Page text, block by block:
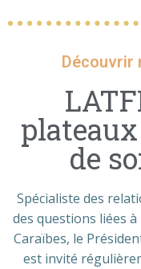
Découvrir
de
Spécialiste des
des questions liées à
Caraïbes, le
est invité